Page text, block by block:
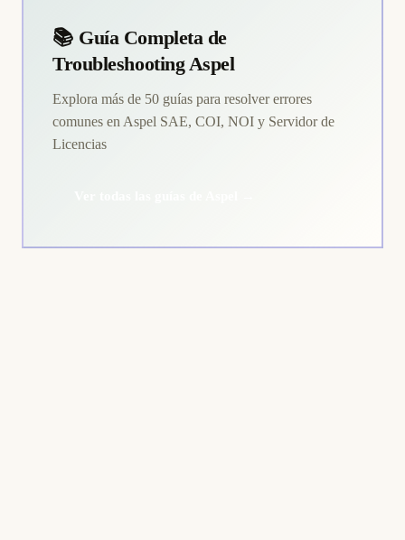
📚 Guía Completa de
Troubleshooting Aspel
Explora más de 50 guías para resolver errores
comunes en Aspel SAE, COI, NOI y Servidor de
Licencias